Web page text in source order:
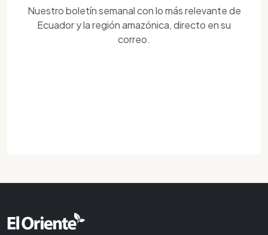
Nuestro boletín semanal con lo más relevante de
Ecuador y la región amazónica, directo en su
correo.